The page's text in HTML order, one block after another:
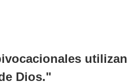
utilizan
Dios."